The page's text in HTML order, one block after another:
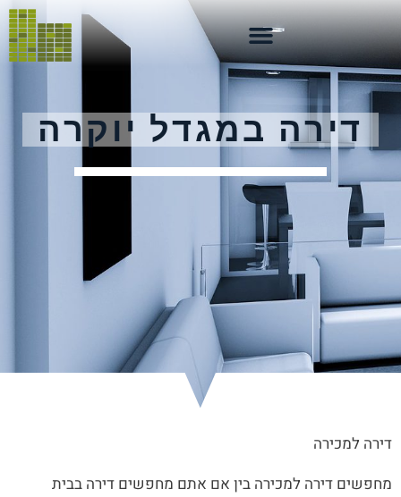
דירה במגדל יוקרה
דירה למכירה
מחפשים דירה למכירה בין אם אתם מחפשים דירה בבית